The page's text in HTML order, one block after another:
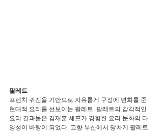
팔레트
프렌치 퀴진을 기반으로 자유롭게 구성에 변화를 준
현대적 요리를 선보이는 팔레트. 팔레트의 감각적인
요리 결과물은 김재훈 셰프가 경험한 요리 문화의 다
양성이 바탕이 되었다. 고향 부산에서 당차게 팔레트